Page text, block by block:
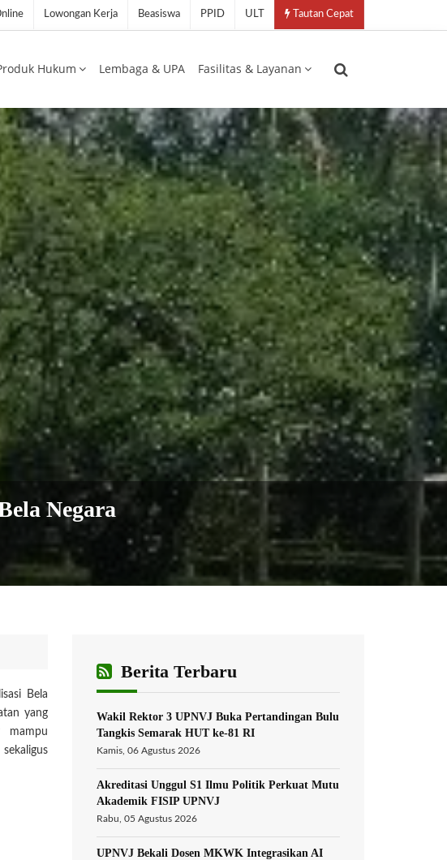
Lowongan Kerja Beasiswa PPID ULT Tautan Cepat
Hukum Lembaga & UPA Fasilitas & Layanan
Negara
Bela
yang
mampu
Berita Terbaru
Wakil Rektor 3 UPNVJ Buka Pertandingan Bulu
Tangkis Semarak HUT ke-81 RI
Kamis, 06 Agustus 2026
Akreditasi Unggul S1 Ilmu Politik Perkuat Mutu
Akademik FISIP UPNVJ
Rabu, 05 Agustus 2026
UPNVJ Bekali Dosen MKWK Integrasikan AI